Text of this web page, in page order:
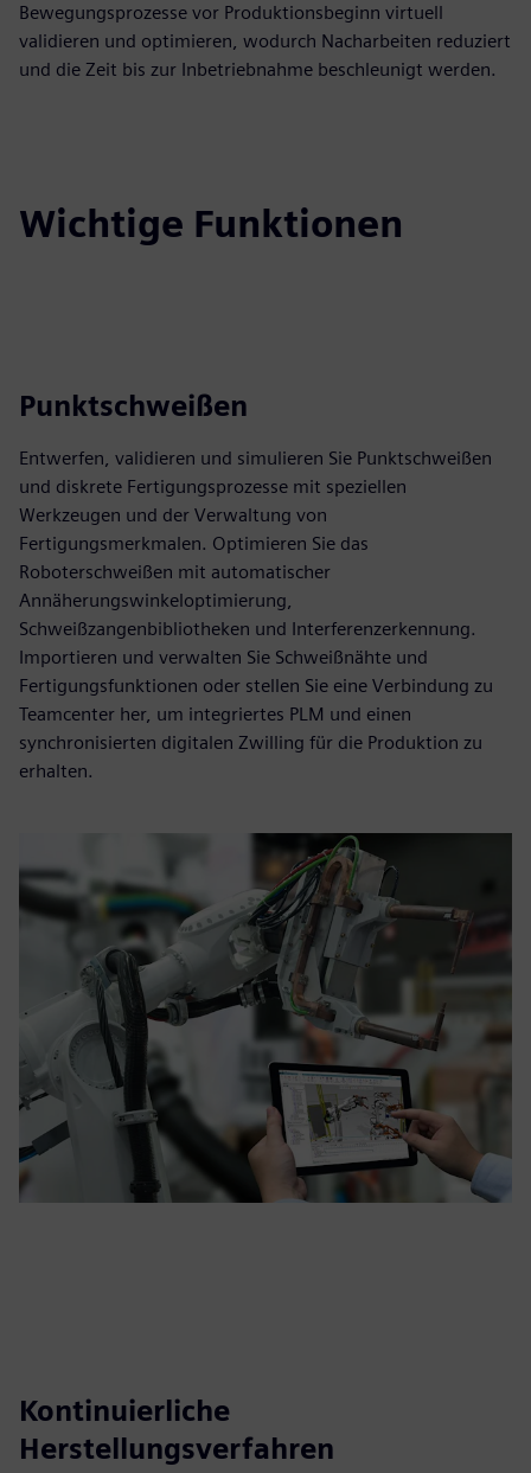
Bewegungsprozesse vor Produktionsbeginn virtuell
validieren und optimieren, wodurch Nacharbeiten reduziert
und die Zeit bis zur Inbetriebnahme beschleunigt werden.
Wichtige Funktionen
Punktschweißen
Entwerfen, validieren und simulieren Sie Punktschweißen
und diskrete Fertigungsprozesse mit speziellen
Werkzeugen und der Verwaltung von
Fertigungsmerkmalen. Optimieren Sie das
Roboterschweißen mit automatischer
Annäherungswinkeloptimierung,
Schweißzangenbibliotheken und Interferenzerkennung.
Importieren und verwalten Sie Schweißnähte und
Fertigungsfunktionen oder stellen Sie eine Verbindung zu
Teamcenter her, um integriertes PLM und einen
synchronisierten digitalen Zwilling für die Produktion zu
erhalten.
Kontinuierliche
Herstellungsverfahren